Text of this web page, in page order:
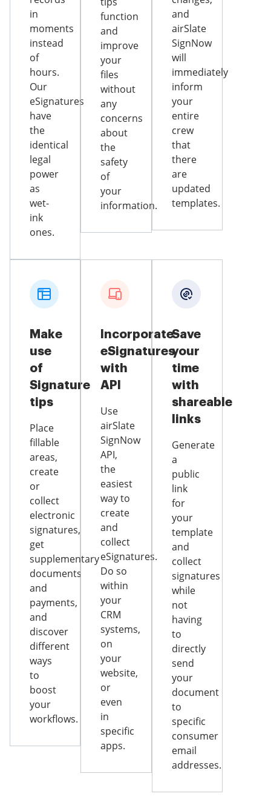
in
moments
instead
of
hours.
Our
eSignatures
have
the
identical
legal
power
as
wet-
ink
ones.
function
and
improve
your
files
without
any
concerns
about
the
safety
of
your
information.
and
airSlate
SignNow
will
immediately
inform
your
entire
crew
that
there
are
updated
templates.
Make
use
of
Signature
tips
Place
fillable
areas,
create
or
collect
electronic
signatures,
get
supplementary
documents
and
payments,
and
discover
different
ways
to
boost
your
workflows.
Incorporate
eSignatures
with
API
Use
airSlate
SignNow
API,
the
easiest
way to
create
and
collect
eSignatures.
Do so
within
your
CRM
systems,
on
your
website,
or
even
in
specific
apps.
Save
your
time
with
shareable
links
Generate
a
public
link
for
your
template
and
collect
signatures
while
not
having
to
directly
send
your
document
to
specific
consumer
email
addresses.